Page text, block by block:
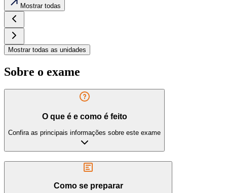
Mostrar todas
Mostrar todas as unidades
Sobre o exame
O que é e como é feito
Confira as principais informações sobre este exame
Como se preparar